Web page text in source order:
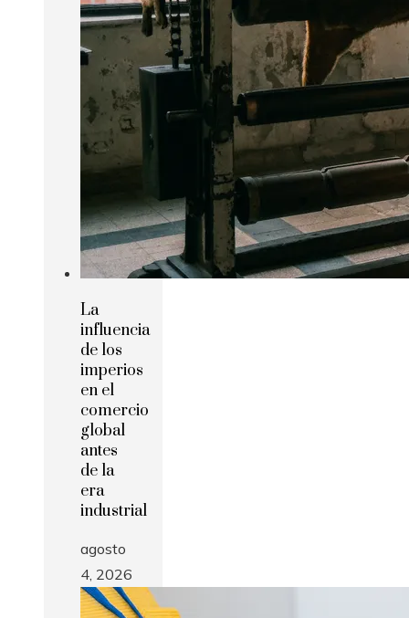
La
influencia
de los
imperios
en el
comercio
global
antes
de la
era
industrial
agosto
4, 2026